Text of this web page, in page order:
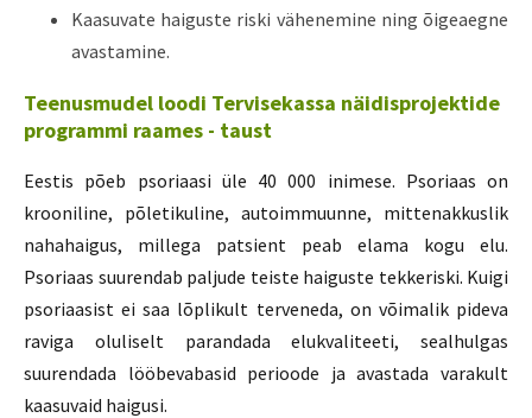
Kaasuvate haiguste riski vähenemine ning õigeaegne
avastamine.
Teenusmudel loodi Tervisekassa näidisprojektide
programmi raames - taust
Eestis põeb psoriaasi üle 40 000 inimese. Psoriaas on
krooniline, põletikuline, autoimmuunne, mittenakkuslik
nahahaigus, millega patsient peab elama kogu elu.
Psoriaas suurendab paljude teiste haiguste tekkeriski. Kuigi
psoriaasist ei saa lõplikult terveneda, on võimalik pideva
raviga oluliselt parandada elukvaliteeti, sealhulgas
suurendada lööbevabasid perioode ja avastada varakult
kaasuvaid haigusi.